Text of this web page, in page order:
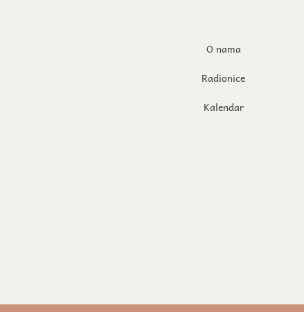
O nama
Radionice
Kalendar